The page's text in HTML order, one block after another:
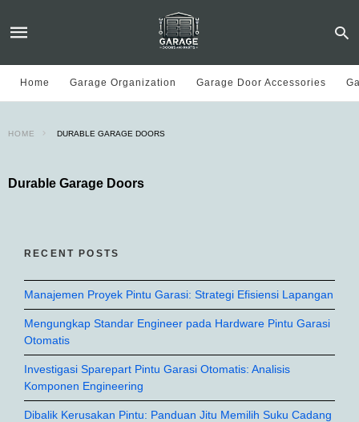
Home Garage Organization Garage Door Accessories
HOME DURABLE GARAGE DOORS
Durable Garage Doors
RECENT POSTS
Manajemen Proyek Pintu Garasi: Strategi Efisiensi Lapangan
Mengungkap Standar Engineer pada Hardware Pintu Garasi
Otomatis
Investigasi Sparepart Pintu Garasi Otomatis: Analisis
Komponen Engineering
Dibalik Kerusakan Pintu: Panduan Jitu Memilih Suku Cadang